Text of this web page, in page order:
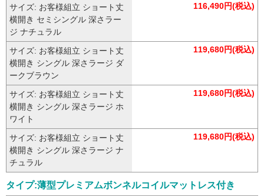
サイズ: お客様組立 ショート丈
横開き セミシングル 深さラー
ジ ナチュラル
116,490円(税込)
サイズ: お客様組立 ショート丈
横開き シングル 深さラージ ダ
ークブラウン
119,680円(税込)
サイズ: お客様組立 ショート丈
横開き シングル 深さラージ ホ
ワイト
119,680円(税込)
サイズ: お客様組立 ショート丈
横開き シングル 深さラージ ナ
チュラル
119,680円(税込)
タイプ:薄型プレミアムボンネルコイルマットレス付き